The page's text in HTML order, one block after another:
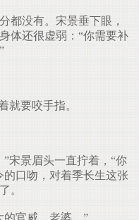
都没有。宋景垂下眼，
体还很虚弱：“你需要补
就要咬手指。
宋景眉头一直拧着，“你
口吻，对着季长生这张
。
官威，老婆。”